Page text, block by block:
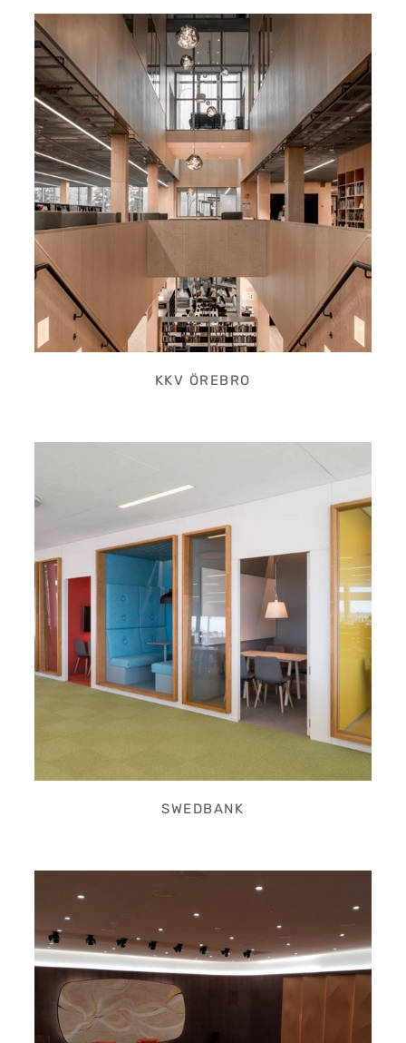
KKV ÖREBRO
SWEDBANK